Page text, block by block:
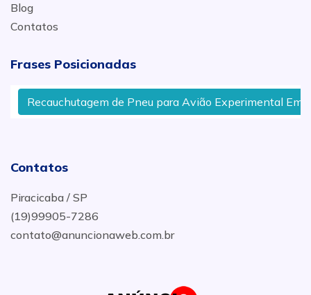
Blog
Contatos
Frases Posicionadas
Recauchutagem de Pneu para Avião Experimental Em
Contatos
Piracicaba / SP
(19)99905-7286
contato@anuncionaweb.com.br